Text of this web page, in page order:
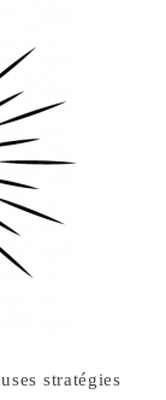
stratégies